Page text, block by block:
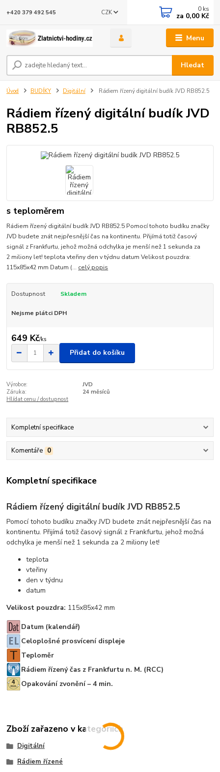
Menu
CZK
Hledat
+420 379 492 545 0 ks
za 0,00 Kč
Úvod BUDÍKY Digitální Rádiem řízený digitální budík JVD RB852.5
Rádiem řízený digitální budík JVD
RB852.5
s teploměrem
Rádiem řízený digitální budík JVD RB852.5 Pomocí tohoto budíku značky
JVD budete znát nejpřesnější čas na kontinentu. Přijímá totiž časový
signál z Frankfurtu, jehož možná odchylka je menší než 1 sekunda za
2 miliony let! teplota vteřiny den v týdnu datum Velikost pouzdra:
115x85x42 mm Datum (... celý popis
Dostupnost Skladem
Nejsme plátci DPH
649 Kč/ks
Přidat do košíku
Výrobce:
JVD
Záruka:
24 měsíců
Hlídat cenu / dostupnost
Kompletní specifikace
Komentáře 0
Kompletní specifikace
Rádiem řízený digitální budík JVD RB852.5
Pomocí tohoto budíku značky JVD budete znát nejpřesnější čas na
kontinentu. Přijímá totiž časový signál z Frankfurtu, jehož možná
odchylka je menší než 1 sekunda za 2 miliony let!
teplota
vteřiny
den v týdnu
datum
Velikost pouzdra: 115x85x42 mm
Datum (kalendář)
Celoplošné prosvícení displeje
Teploměr
Rádiem řízený čas z Frankfurtu n. M. (RCC)
Opakování zvonění – 4 min.
Zboží zařazeno v kategoriích
Digitální
Rádiem řízené